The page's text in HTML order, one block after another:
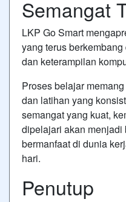
Semangat
LKP Go Smart
yang terus
dan keterampilan
Proses belajar
dan latihan yang
semangat yang kuat,
dipelajari akan menjadi
bermanfaat di dunia
hari.
Penutup